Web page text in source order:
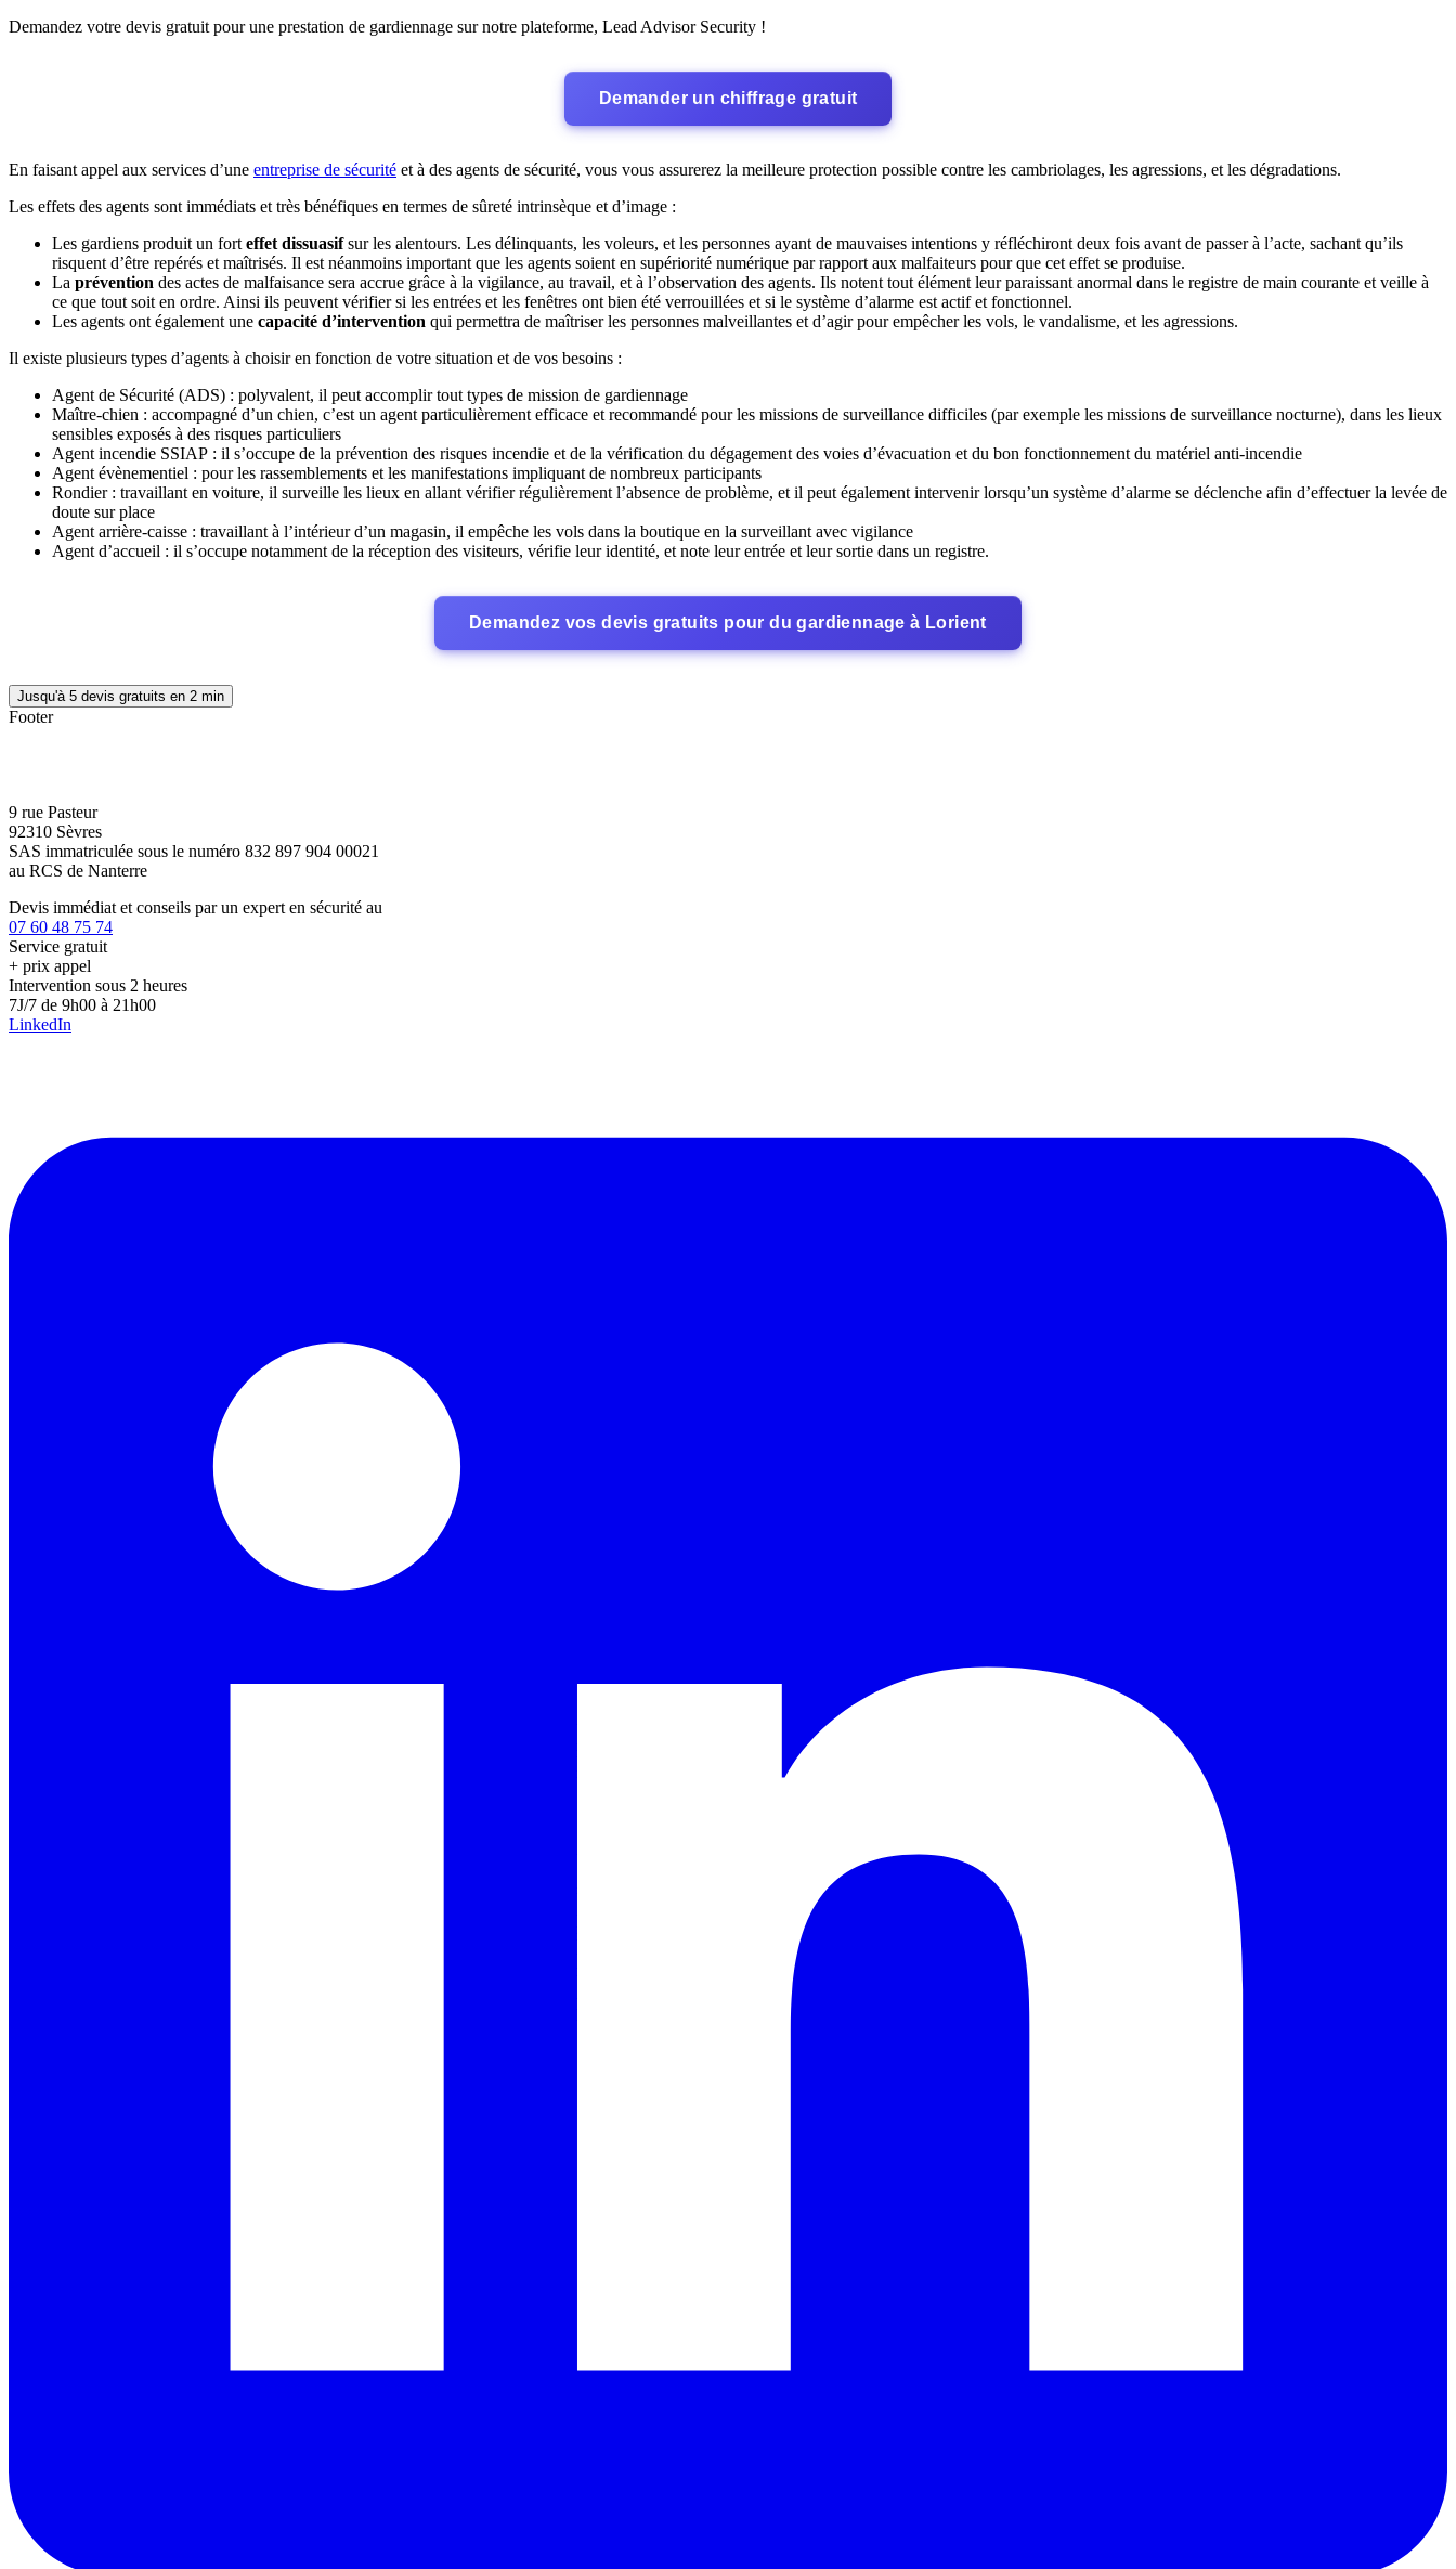
Demandez votre devis gratuit pour une prestation de gardiennage sur notre plateforme, Lead Advisor Security !
Demander un chiffrage gratuit
En faisant appel aux services d’une entreprise de sécurité et à des agents de sécurité, vous vous assurerez la meilleure protection possible contre les cambriolages, les agressions, et les dégradations.
Les effets des agents sont immédiats et très bénéfiques en termes de sûreté intrinsèque et d’image :
Les gardiens produit un fort effet dissuasifsur les alentours. Les délinquants, les voleurs, et les personnes ayant de mauvaises intentions y réfléchiront deux fois avant de passer à l’acte, sachant qu’ils
risquent d’être repérés et maîtrisés. Il est néanmoins important que les agents soient en supériorité numérique par rapport aux malfaiteurs pour que cet effet se produise.
La prévention des actes de malfaisance sera accrue grâce à la vigilance, au travail, et à l’observation des agents. Ils notent tout élément leur paraissant anormal dans le registre de main courante et veille à
ce que tout soit en ordre. Ainsi ils peuvent vérifier si les entrées et les fenêtres ont bien été verrouillées et si le système d’alarme est actif et fonctionnel.
Les agents ont également une capacité d’intervention qui permettra de maîtriser les personnes malveillantes et d’agir pour empêcher les vols, le vandalisme, et les agressions.
Il existe plusieurs types d’agents à choisir en fonction de votre situation et de vos besoins :
Agent de Sécurité (ADS) : polyvalent, il peut accomplir tout types de mission de gardiennage
Maître-chien : accompagné d’un chien, c’est un agent particulièrement efficace et recommandé pour les missions de surveillance difficiles (par exemple les missions de surveillance nocturne), dans les lieux
sensibles exposés à des risques particuliers
Agent incendie SSIAP : il s’occupe de la prévention des risques incendie et de la vérification du dégagement des voies d’évacuation et du bon fonctionnement du matériel anti-incendie
Agent évènementiel : pour les rassemblements et les manifestations impliquant de nombreux participants
Rondier : travaillant en voiture, il surveille les lieux en allant vérifier régulièrement l’absence de problème, et il peut également intervenir lorsqu’un système d’alarme se déclenche afin d’effectuer la levée de
doute sur place
Agent arrière-caisse : travaillant à l’intérieur d’un magasin, il empêche les vols dans la boutique en la surveillant avec vigilance
Agent d’accueil : il s’occupe notamment de la réception des visiteurs, vérifie leur identité, et note leur entrée et leur sortie dans un registre.
Demandez vos devis gratuits pour du gardiennage à Lorient
Jusqu'à 5 devis gratuits en 2 min
Footer
9 rue Pasteur
92310 Sèvres
SAS immatriculée sous le numéro 832 897 904 00021
au RCS de Nanterre
Devis immédiat et conseils par un expert en sécurité au
07 60 48 75 74
Service gratuit
+ prix appel
Intervention sous 2 heures
7J/7 de 9h00 à 21h00
LinkedIn